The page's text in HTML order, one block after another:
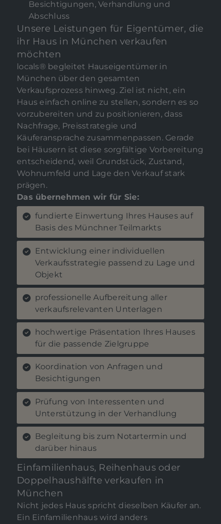
Besichtigungen, Verhandlung und
Abschluss
Unsere Leistungen für Eigentümer, die
ihr Haus in München verkaufen
möchten
locals® begleitet Hauseigentümer in
München über den gesamten
Verkaufsprozess hinweg. Ziel ist nicht, ein
Haus einfach online zu stellen, sondern es so
vorzubereiten und zu positionieren, dass
Nachfrage, Preisstrategie und
Käuferansprache zusammenpassen. Gerade
bei Häusern ist diese sorgfältige Vorbereitung
entscheidend, weil Grundstück, Zustand,
Wohnumfeld und Lage den Verkauf stark
prägen.
Das übernehmen wir für Sie:
fundierte Einwertung Ihres Hauses auf
Basis des Münchner Teilmarkts
Entwicklung einer individuellen
Verkaufsstrategie passend zu Lage und
Objekt
professionelle Aufbereitung aller
verkaufsrelevanten Unterlagen
hochwertige Präsentation Ihres Hauses
für die passende Zielgruppe
Koordination von Anfragen und
Besichtigungen
Prüfung von Interessenten und
Unterstützung in der Verhandlung
Begleitung bis zum Notartermin und
darüber hinaus
Einfamilienhaus, Reihenhaus oder
Doppelhaushälfte verkaufen in
München
Nicht jedes Haus spricht dieselben Käufer an.
Ein Einfamilienhaus wird anders